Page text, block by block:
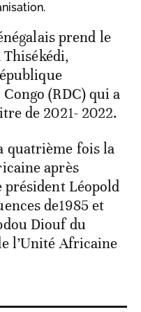
prend le
(RDC) qui a
de 2021- 2022.
quatrième fois la
après
président Léopold
de1985 et
Diouf du
l’Unité Africaine